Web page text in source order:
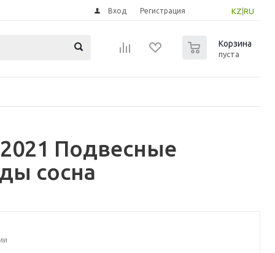
KZ RU
Вход Регистрация
Корзина
пуста
Подвесные
сосна